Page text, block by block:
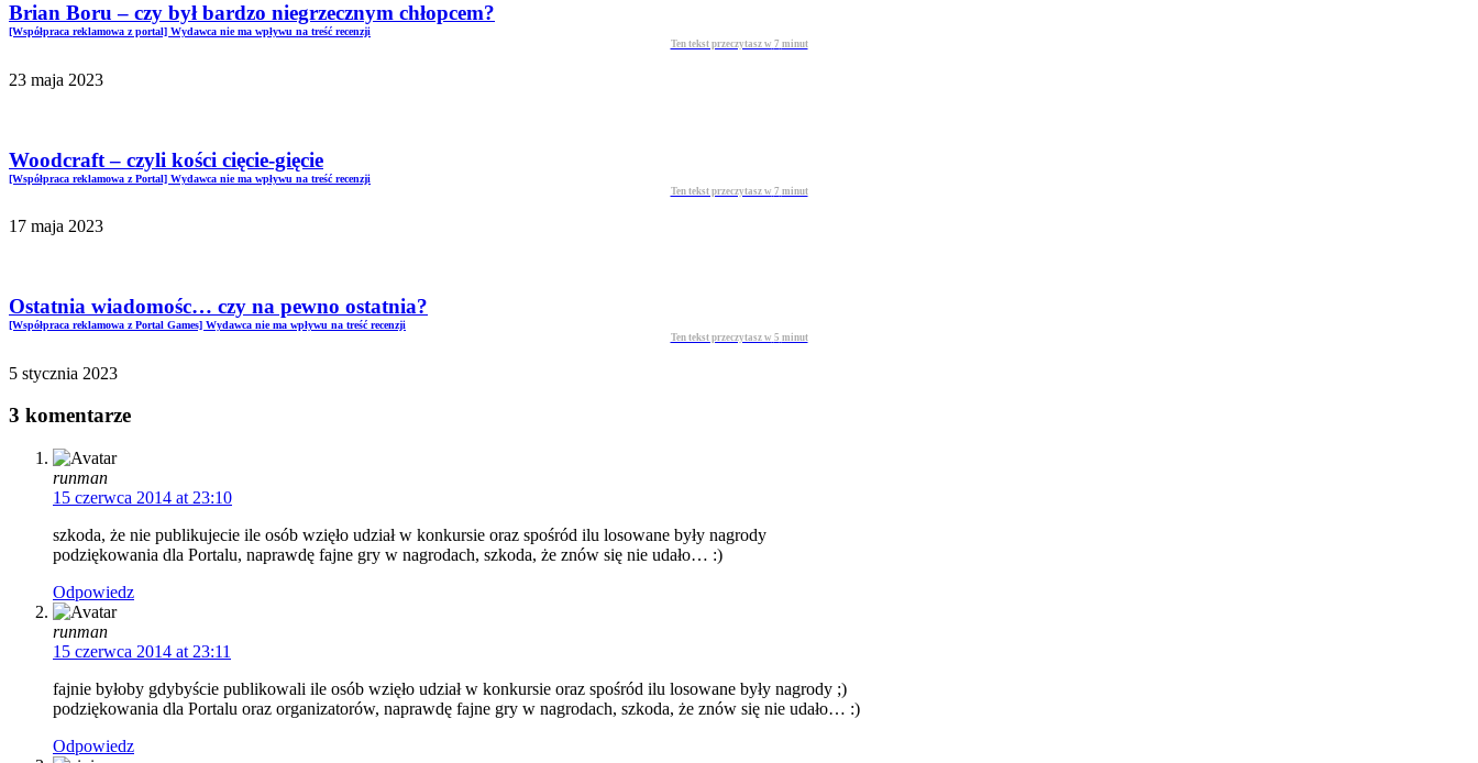
Brian Boru – czy był bardzo niegrzecznym chłopcem?
[Współpraca reklamowa z portal] Wydawca nie ma wpływu na treść recenzji
Ten tekst przeczytasz w 7 minut
23 maja 2023
Woodcraft – czyli kości cięcie-gięcie
[Współpraca reklamowa z Portal] Wydawca nie ma wpływu na treść recenzji
Ten tekst przeczytasz w 7 minut
17 maja 2023
Ostatnia wiadomośc… czy na pewno ostatnia?
[Współpraca reklamowa z Portal Games] Wydawca nie ma wpływu na treść recenzji
Ten tekst przeczytasz w 5 minut
5 stycznia 2023
3 komentarze
runman
15 czerwca 2014 at 23:10
szkoda, że nie publikujecie ile osób wzięło udział w konkursie oraz spośród ilu losowane były nagrody
podziękowania dla Portalu, naprawdę fajne gry w nagrodach, szkoda, że znów się nie udało… :)
Odpowiedz
runman
15 czerwca 2014 at 23:11
fajnie byłoby gdybyście publikowali ile osób wzięło udział w konkursie oraz spośród ilu losowane były nagrody ;)
podziękowania dla Portalu oraz organizatorów, naprawdę fajne gry w nagrodach, szkoda, że znów się nie udało… :)
Odpowiedz